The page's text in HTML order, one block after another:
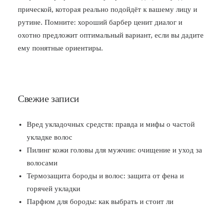
прической, которая реально подойдёт к вашему лицу и
рутине. Помните: хороший барбер ценит диалог и
охотно предложит оптимальный вариант, если вы дадите
ему понятные ориентиры.
Свежие записи
Вред укладочных средств: правда и мифы о частой
укладке волос
Пилинг кожи головы для мужчин: очищение и уход за
волосами
Термозащита бороды и волос: защита от фена и
горячей укладки
Парфюм для бороды: как выбрать и стоит ли